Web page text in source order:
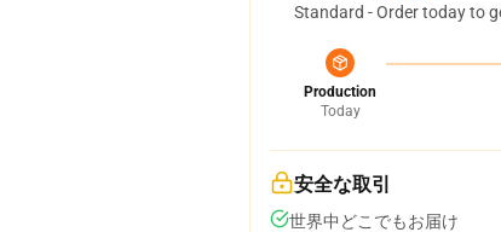
Standard - Order today to
Production
Today
安全な取引
世界中どこでもお届け